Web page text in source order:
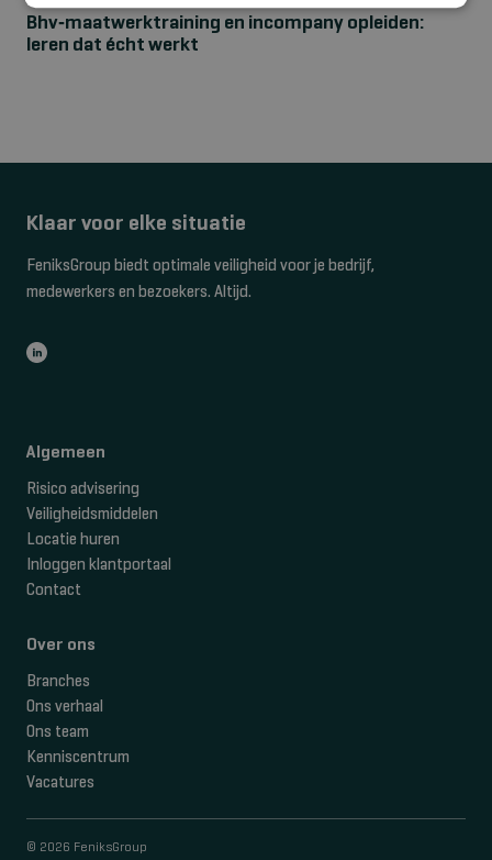
Bhv‑maatwerktraining en incompany opleiden:
leren dat écht werkt
Klaar voor elke situatie
FeniksGroup biedt optimale veiligheid voor je bedrijf,
medewerkers en bezoekers. Altijd.
Algemeen
Risico advisering
Veiligheidsmiddelen
Locatie huren
Inloggen klantportaal
Contact
Over ons
Branches
Ons verhaal
Ons team
Kenniscentrum
Vacatures
© 2026 FeniksGroup